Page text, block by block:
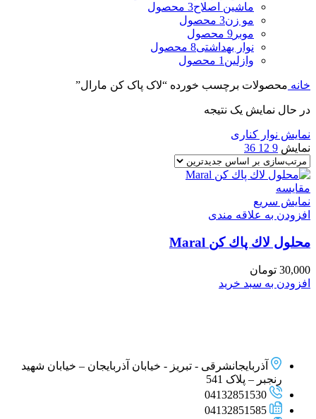
ماشین اصلاح3 محصول
مو زن3 محصول
موبر 9 محصول
نوار بهداشتی8 محصول
وازلین 1 محصول
خانه محصولات برچسب خورده “لاک پاک کن مارال”
در حال نمایش یک نتیجه
نمایش نوار کناری
نمایش 9
12
36
مقايسه
نمایش سریع
افزودن به علاقه مندی
محلول لاك پاك كن Maral
30,000 تومان
افزودن به سبد خرید
آذربایجانشرقی - تبریز - خیابان آذربایجان – خیابان شهید
رنجبر – پلاک 541
04132851530
04132851585